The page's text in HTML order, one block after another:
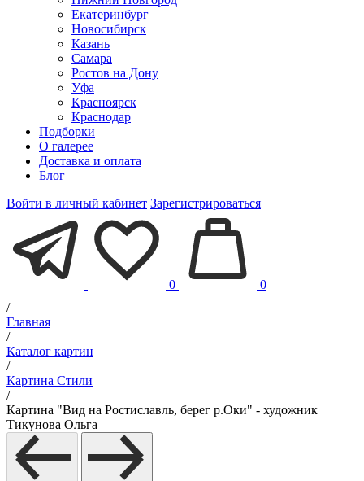
Екатеринбург
Новосибирск
Казань
Самара
Ростов на Дону
Уфа
Красноярск
Краснодар
Подборки
О галерее
Доставка и оплата
Блог
Войти в личный кабинет Зарегистрироваться
0
0
/
Главная
/
Каталог картин
/
Картина Стили
/
Картина "Вид на Ростиславль, берег р.Оки" - художник
Тикунова Ольга